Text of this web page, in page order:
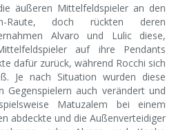
äußeren Mittelfeldspieler an den
Raute, doch rückten deren
Alvaro und Lulic diese,
auf ihre Pendants
dafür zurück, während Rocchi sich
Je nach Situation wurden diese
Gegenspielern auch verändert und
Matuzalem bei einem
abdeckte und die Außenverteidiger